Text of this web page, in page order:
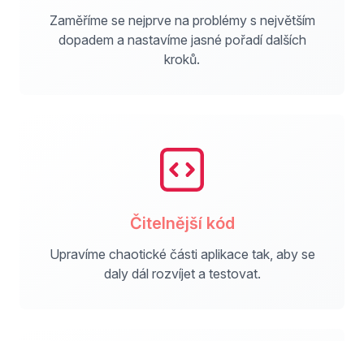
Zaměříme se nejprve na problémy s největším
dopadem a nastavíme jasné pořadí dalších
kroků.
Čitelnější kód
Upravíme chaotické části aplikace tak, aby se
daly dál rozvíjet a testovat.